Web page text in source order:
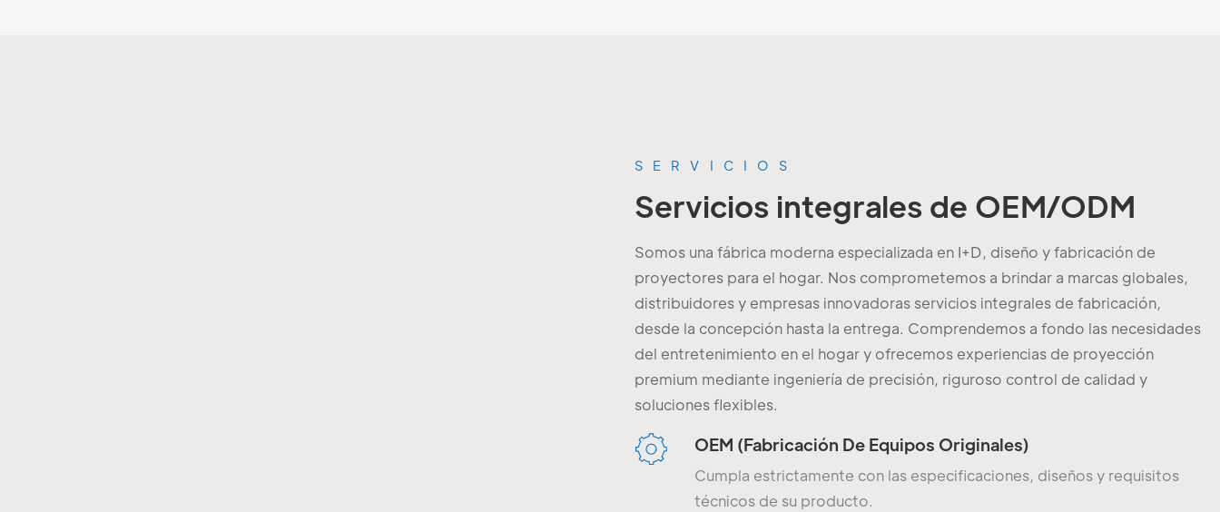
SERVICIOS
Servicios integrales de OEM/ODM
Somos una fábrica moderna especializada en I+D, diseño y fabricación de
proyectores para el hogar. Nos comprometemos a brindar a marcas globales,
distribuidores y empresas innovadoras servicios integrales de fabricación,
desde la concepción hasta la entrega. Comprendemos a fondo las necesidades
del entretenimiento en el hogar y ofrecemos experiencias de proyección
premium mediante ingeniería de precisión, riguroso control de calidad y
soluciones flexibles.
OEM (fabricación De Equipos Originales)
Cumpla estrictamente con las especificaciones, diseños y requisitos
técnicos de su producto.